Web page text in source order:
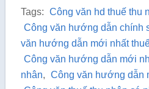
Tags: Công văn hd thuế thu
Công văn hướng dẫn chính
văn hướng dẫn mới nhất
Công văn hướng dẫn mới
nhân, Công văn hướng dẫn